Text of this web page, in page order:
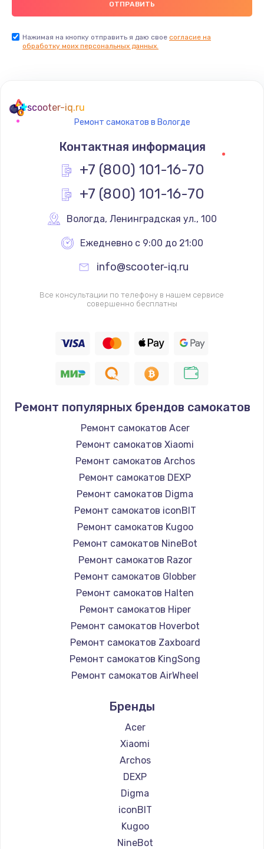
Нажимая на кнопку отправить я даю свое согласие на
обработку моих персональных данных.
scooter-iq.ru
Ремонт самокатов в Вологде
Контактная информация
+7 (800) 101-16-70
+7 (800) 101-16-70
Вологда, Ленинградская ул., 100
Ежедневно с 9:00 до 21:00
info@scooter-iq.ru
Все консультации по телефону в нашем сервисе
совершенно бесплатны
Ремонт популярных брендов самокатов
Ремонт самокатов Acer
Ремонт самокатов Xiaomi
Ремонт самокатов Archos
Ремонт самокатов DEXP
Ремонт самокатов Digma
Ремонт самокатов iconBIT
Ремонт самокатов Kugoo
Ремонт самокатов NineBot
Ремонт самокатов Razor
Ремонт самокатов Globber
Ремонт самокатов Halten
Ремонт самокатов Hiper
Ремонт самокатов Hoverbot
Ремонт самокатов Zaxboard
Ремонт самокатов KingSong
Ремонт самокатов AirWheel
Ремонт самокатов Hunter
Ремонт самокатов Shorner
Ремонт самокатов Joyor
Ремонт самокатов Minimotors
Ремонт самокатов Bork
Ремонт самокатов Segway
Ремонт самокатов KIRIN
Бренды
Acer
Xiaomi
Archos
DEXP
Digma
iconBIT
Kugoo
NineBot